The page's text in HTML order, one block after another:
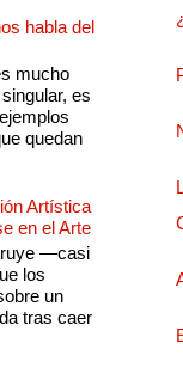
habla del
mucho
es
quedan
Artística
en el Arte
—casi
los
un
tras caer